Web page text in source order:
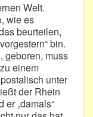
Welt.
wie es
beurteilen,
bin.
geboren, muss
einem
unter
der Rhein
„damals“